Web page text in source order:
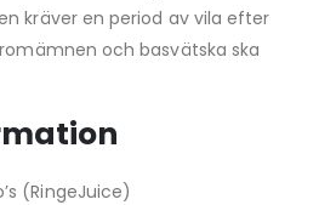
kräver en period av vila efter
och basvätska ska
(RingeJuice)